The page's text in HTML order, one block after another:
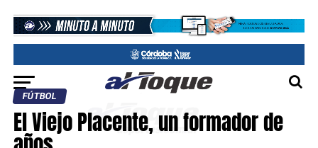
FÚTBOL
El Viejo Placente, un formador de